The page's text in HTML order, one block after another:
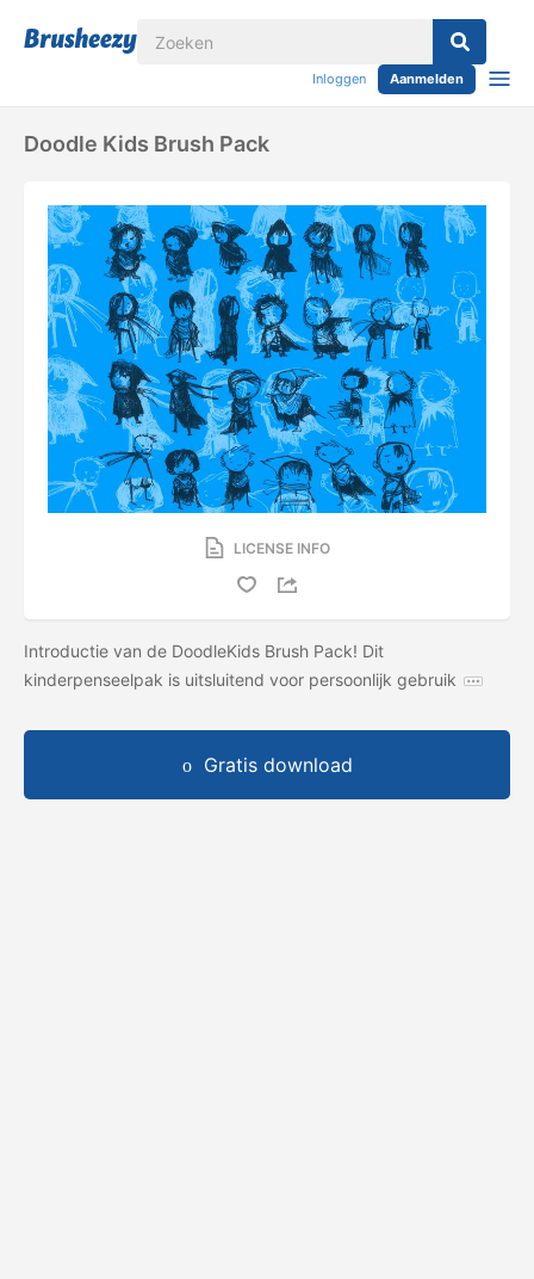
Inloggen Aanmelden
Doodle Kids Brush Pack
LICENSE INFO
Introductie van de DoodleKids Brush Pack! Dit
kinderpenseelpak is uitsluitend voor persoonlijk gebruik
Gratis download